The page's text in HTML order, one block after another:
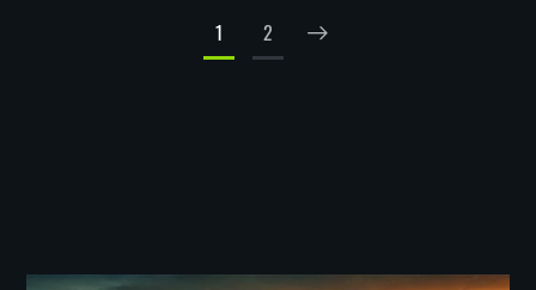
1 2